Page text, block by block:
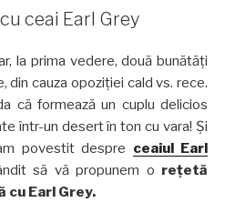
ceai Earl Grey
la prima vedere, două bunătăți
din cauza opoziției cald vs. rece.
că formează un cuplu delicios
într-un desert în ton cu vara! Și
povestit despre ceaiul Earl
să vă propunem o rețetă
Earl Grey.